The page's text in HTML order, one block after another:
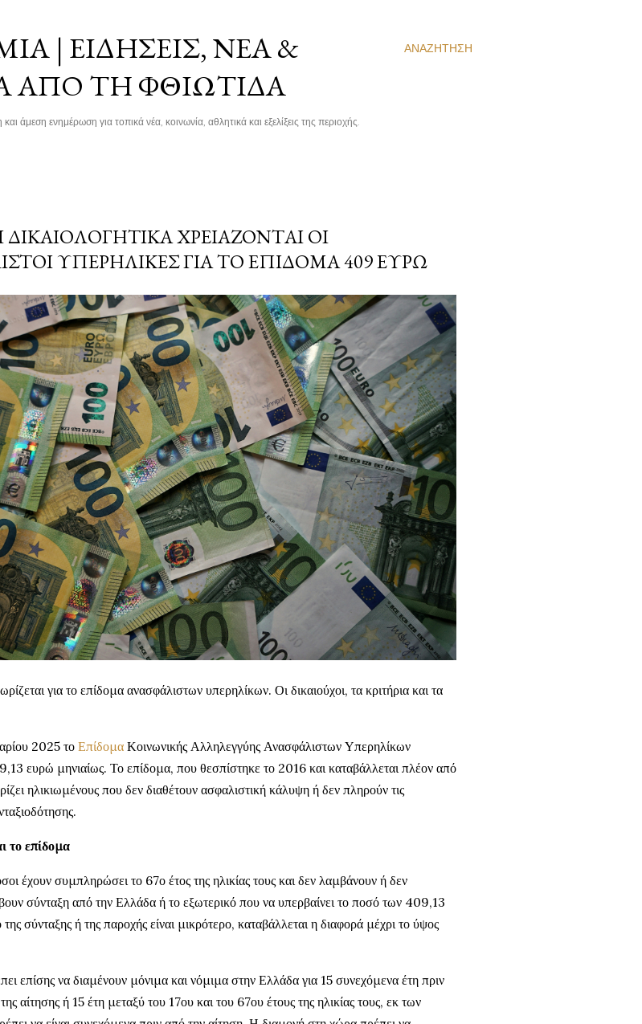
ΑΝΑΖΉΤΗΣΗ
| ΕΙΔΉΣΕΙΣ, ΝΈΑ &
ΑΠΌ ΤΗ ΦΘΙΏΤΙΔΑ
άμεση ενημέρωση για τοπικά νέα, κοινωνία, αθλητικά και εξελίξεις της περιοχής.
ΔΙΚΑΙΟΛΟΓΗΤΙΚΆ ΧΡΕΙΆΖΟΝΤΑΙ ΟΙ
ΥΠΕΡΉΛΙΚΕΣ ΓΙΑ ΤΟ ΕΠΊΔΟΜΑ 409 ΕΥΡΏ
για το επίδομα ανασφάλιστων υπερηλίκων. Οι δικαιούχοι, τα κριτήρια και τα
2025 τοΕπίδομα Κοινωνικής Αλληλεγγύης Ανασφάλιστων Υπερηλίκων
ευρώ μηνιαίως. Το επίδομα, που θεσπίστηκε το 2016 και καταβάλλεται πλέον από
ηλικιωμένους που δεν διαθέτουν ασφαλιστική κάλυψη ή δεν πληρούν τις
το επίδομα
έχουν συμπληρώσει το 67ο έτος της ηλικίας τους και δεν λαμβάνουν ή δεν
σύνταξη από την Ελλάδα ή το εξωτερικό που να υπερβαίνει το ποσό των 409,13
σύνταξης ή της παροχής είναι μικρότερο, καταβάλλεται η διαφορά μέχρι το ύψος
επίσης να διαμένουν μόνιμα και νόμιμα στην Ελλάδα για 15 συνεχόμενα έτη πριν
αίτησης ή 15 έτη μεταξύ του 17ου και του 67ου έτους της ηλικίας τους, εκ των